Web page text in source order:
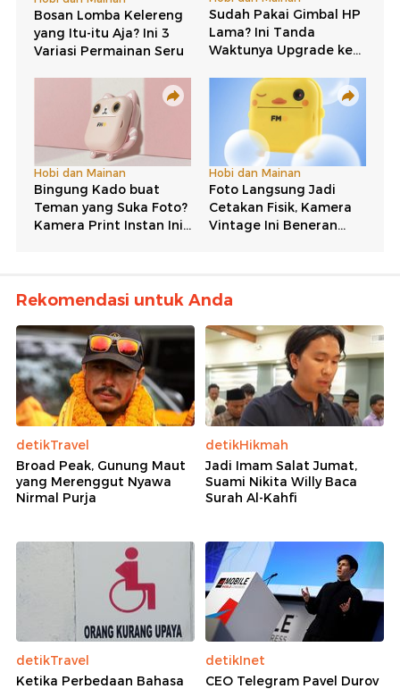
Rekomendasi untuk Anda
detikTravel
Broad Peak, Gunung Maut
yang Merenggut Nyawa
Nirmal Purja
detikHikmah
Jadi Imam Salat Jumat,
Suami Nikita Willy Baca
Surah Al-Kahfi
detikTravel
Ketika Perbedaan Bahasa
detikInet
CEO Telegram Pavel Durov